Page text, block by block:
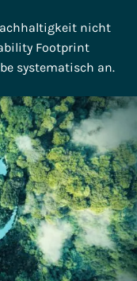
nicht
Footprint
systematisch an.